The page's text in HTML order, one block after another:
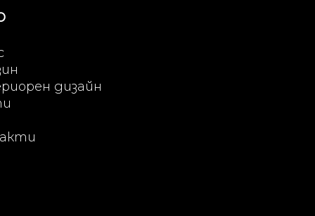
дизайн